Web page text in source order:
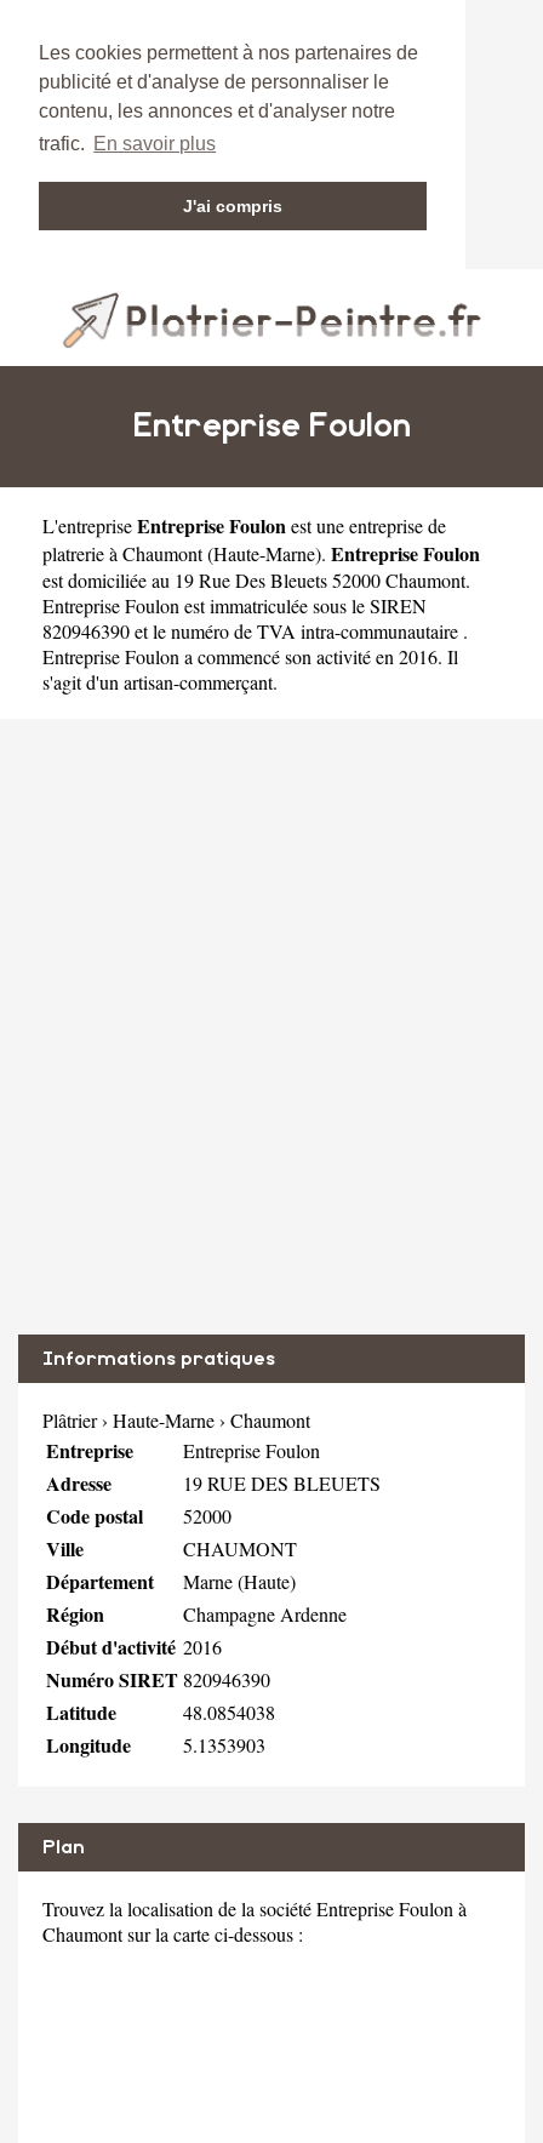
Les cookies permettent à nos partenaires de
publicité et d'analyse de personnaliser le
contenu, les annonces et d'analyser notre
trafic. En savoir plus
J'ai compris
Entreprise Foulon
L'entrepriseEntreprise Foulonest uneentreprise de
platrerie à Chaumont(Haute-Marne). Entreprise Foulon
est domiciliée au 19 Rue Des Bleuets 52000 Chaumont.
Entreprise Foulon est immatriculée sous le SIREN
820946390 et le numéro de TVA intra-communautaire .
Entreprise Foulon a commencé son activité en 2016. Il
s'agit d'un artisan-commerçant.
Informations pratiques
Plâtrier› Haute-Marne› Chaumont
Entreprise Entreprise Foulon
Adresse 19 RUE DES BLEUETS
Code postal 52000
Ville CHAUMONT
Département Marne (Haute)
Région Champagne Ardenne
Début d'activité 2016
Numéro SIRET 820946390
Latitude 48.0854038
Longitude 5.1353903
Plan
Trouvez la localisation de la société Entreprise Foulon à
Chaumont sur la carte ci-dessous :